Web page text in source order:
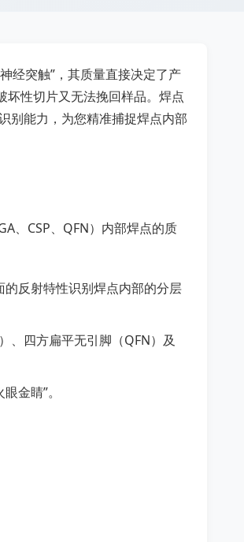
经突触”，其质量直接决定了产
坏性切片又无法挽回样品。焊点
别能力，为您精准捕捉焊点内部
、CSP、QFN）内部焊点的质
反射特性识别焊点内部的分层
、四方扁平无引脚（QFN）及
金睛”。